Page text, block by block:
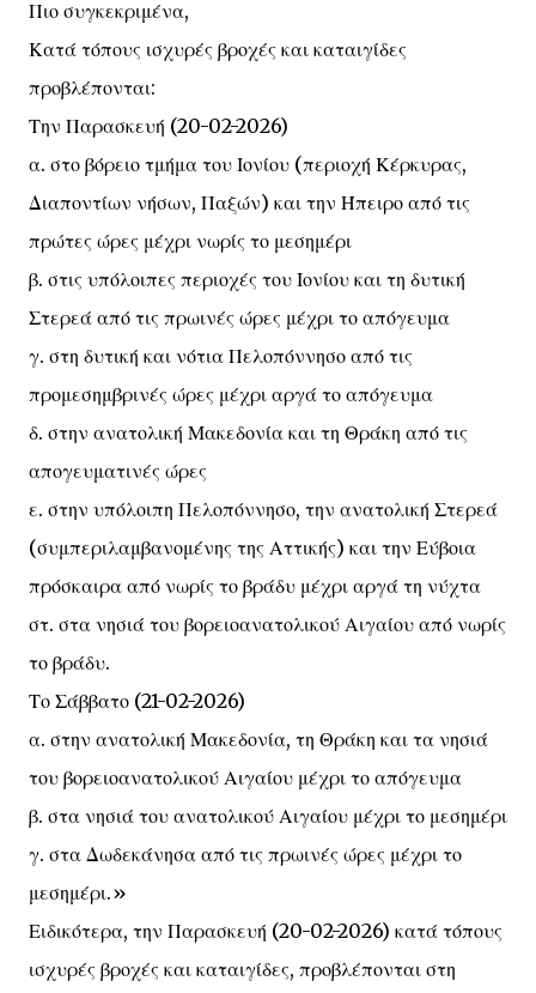
Πιο συγκεκριμένα,
Κατά τόπους ισχυρές βροχές και καταιγίδες
προβλέπονται:
Την Παρασκευή (20-02-2026)
α. στο βόρειο τμήμα του Ιονίου (περιοχή Κέρκυρας,
Διαποντίων νήσων, Παξών) και την Ήπειρο από τις
πρώτες ώρες μέχρι νωρίς το μεσημέρι
β. στις υπόλοιπες περιοχές του Ιονίου και τη δυτική
Στερεά από τις πρωινές ώρες μέχρι το απόγευμα
γ. στη δυτική και νότια Πελοπόννησο από τις
προμεσημβρινές ώρες μέχρι αργά το απόγευμα
δ. στην ανατολική Μακεδονία και τη Θράκη από τις
απογευματινές ώρες
ε. στην υπόλοιπη Πελοπόννησο, την ανατολική Στερεά
(συμπεριλαμβανομένης της Αττικής) και την Εύβοια
πρόσκαιρα από νωρίς το βράδυ μέχρι αργά τη νύχτα
στ. στα νησιά του βορειοανατολικού Αιγαίου από νωρίς
το βράδυ.
Το Σάββατο (21-02-2026)
α. στην ανατολική Μακεδονία, τη Θράκη και τα νησιά
του βορειοανατολικού Αιγαίου μέχρι το απόγευμα
β. στα νησιά του ανατολικού Αιγαίου μέχρι το μεσημέρι
γ. στα Δωδεκάνησα από τις πρωινές ώρες μέχρι το
μεσημέρι.»
Ειδικότερα, την Παρασκευή (20-02-2026) κατά τόπους
ισχυρές βροχές και καταιγίδες, προβλέπονται στη